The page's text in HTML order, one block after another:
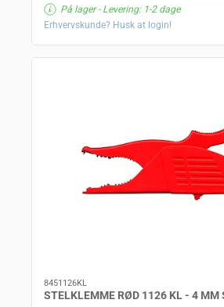
På lager- Levering: 1-2 dage
Erhvervskunde? Husk at login!
8451126KL
STELKLEMME RØD 1126 KL - 4 MM